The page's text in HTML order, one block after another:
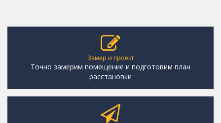
Замер и проект
Точно замерим помещение и подготовим план
расстановки